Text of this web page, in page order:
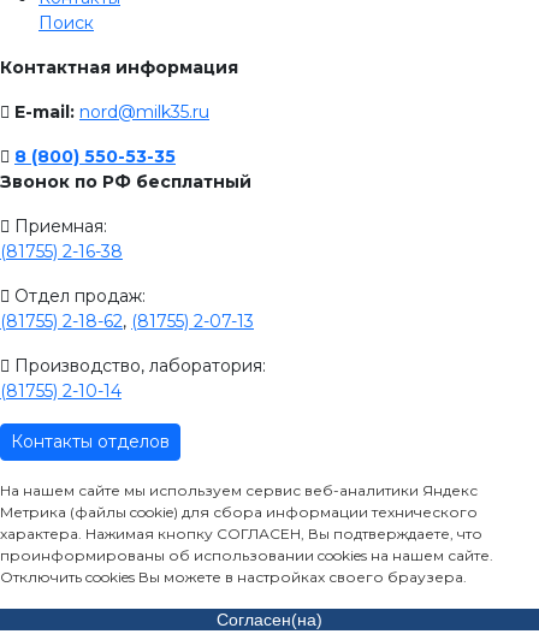
Поиск
Контактная информация
E-mail: nord@milk35.ru
8 (800) 550-53-35
Звонок по РФ бесплатный
Приемная:
(81755) 2-16-38
Отдел продаж:
(81755) 2-18-62, (81755) 2-07-13
Производство, лаборатория:
(81755) 2-10-14
Контакты отделов
На нашем сайте мы используем сервис веб-аналитики Яндекс
Метрика (файлы cookie) для сбора информации технического
характера. Нажимая кнопку СОГЛАСЕН, Вы подтверждаете, что
проинформированы об использовании cookies на нашем сайте.
Отключить cookies Вы можете в настройках своего браузера.
Согласен(на)